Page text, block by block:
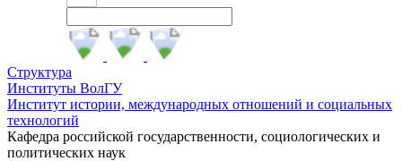
Структура
Институты ВолГУ
Институт истории, международных отношений и социальных
технологий
Кафедра российской государственности, социологических и
политических наук